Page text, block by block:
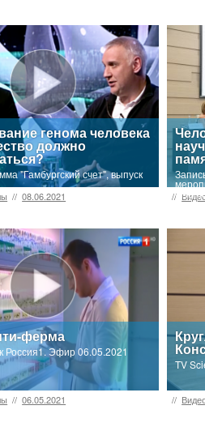
генома человека
должно
"Гамбургский счет", выпуск
// 08.06.2021 //
ферма
Россия1. Эфир 06.05.2021
// 06.05.2021
TV
//